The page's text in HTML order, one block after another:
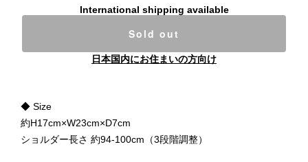
International shipping available
Sold out
日本国内にお住まいの方向け
◆ Size
約H17cm×W23cm×D7cm
ショルダー長さ 約94-100cm（3段階調整）